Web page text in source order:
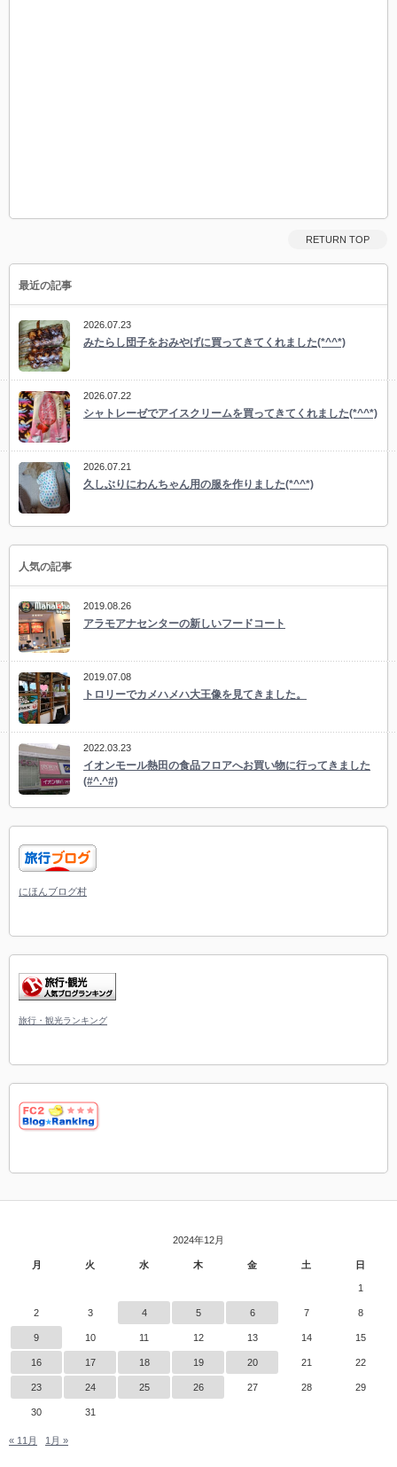
RETURN TOP
最近の記事
2026.07.23
みたらし団子をおみやげに買ってきてくれました(*^^*)
2026.07.22
シャトレーゼでアイスクリームを買ってきてくれました(*^^*)
2026.07.21
久しぶりにわんちゃん用の服を作りました(*^^*)
人気の記事
2019.08.26
アラモアナセンターの新しいフードコート
2019.07.08
トロリーでカメハメハ大王像を見てきました。
2022.03.23
イオンモール熱田の食品フロアへお買い物に行ってきました
(#^.^#)
にほんブログ村
旅行・観光ランキング
2024年12月
月 火 水 木 金 土 日
1
2 3 4 5 6 7 8
9 10 11 12 13 14 15
16 17 18 19 20 21 22
23 24 25 26 27 28 29
30 31
« 11月 1月 »